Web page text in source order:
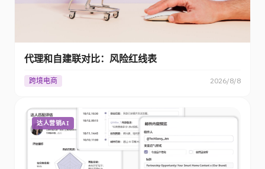
代理和自建联对比：风险红线表
跨境电商 2026/8/8
达人营销AI